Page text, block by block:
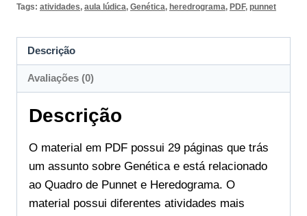
Tags: atividades, aula lúdica, Genética, heredrograma, PDF, punnet
Descrição
Avaliações (0)
Descrição
O material em PDF possui 29 páginas que trás
um assunto sobre Genética e está relacionado
ao Quadro de Punnet e Heredograma. O
material possui diferentes atividades mais